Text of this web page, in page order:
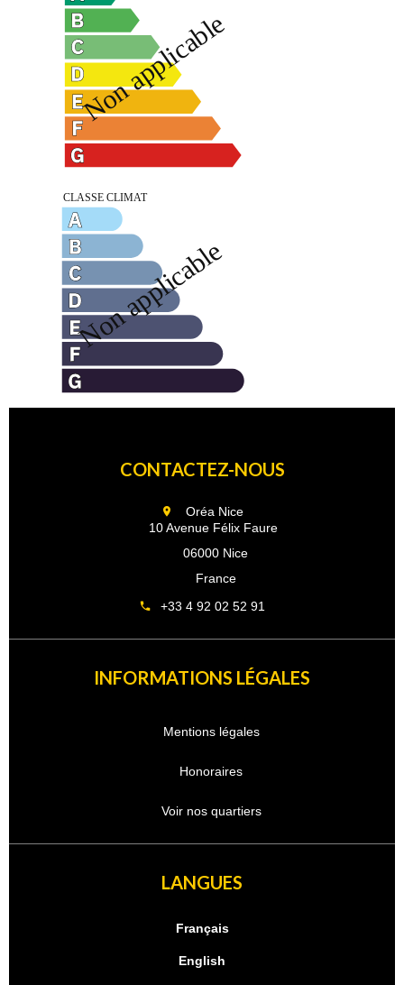
CONTACTEZ-NOUS
Oréa Nice
10 Avenue Félix Faure
06000 Nice
France
+33 4 92 02 52 91
INFORMATIONS LÉGALES
Mentions légales
Honoraires
Voir nos quartiers
LANGUES
Français
English